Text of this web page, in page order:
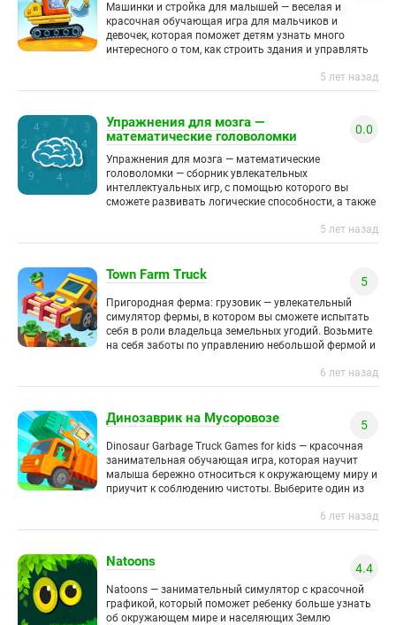
Машинки и стройка для малышей — веселая и
красочная обучающая игра для мальчиков и
девочек, которая поможет детям узнать много
интересного о том, как строить здания и управлять
5 лет назад
Упражнения для мозга —
математические головоломки
0.0
Упражнения для мозга — математические
головоломки — сборник увлекательных
интеллектуальных игр, с помощью которого вы
сможете развивать логические способности, а также
5 лет назад
Town Farm Truck 5
Пригородная ферма: грузовик — увлекательный
симулятор фермы, в котором вы сможете испытать
себя в роли владельца земельных угодий. Возьмите
на себя заботы по управлению небольшой фермой и
6 лет назад
Динозаврик на Мусоровозе 5
Dinosaur Garbage Truck Games for kids — красочная
занимательная обучающая игра, которая научит
малыша бережно относиться к окружающему миру и
приучит к соблюдению чистоты. Выберите один из
6 лет назад
Natoons 4.4
Natoons — занимательный симулятор с красочной
графикой, который поможет ребенку больше узнать
об окружающем мире и населяющих Землю